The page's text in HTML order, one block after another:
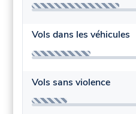
Vols dans les véhicules
Vols sans violence